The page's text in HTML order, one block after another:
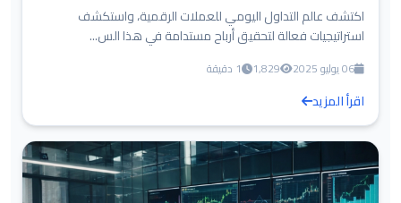
اكتشف عالم التداول اليومي للعملات الرقمية، واستكشف
استراتيجيات فعالة لتحقيق أرباح مستدامة في هذا الس...
06 يوليو 2025 1,829 1 دقيقة
اقرأ المزيد